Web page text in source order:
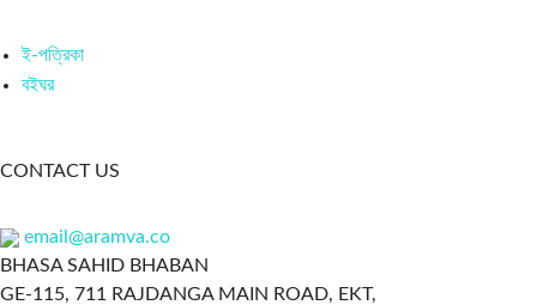
ই-পত্রিকা
বইঘর
CONTACT US
email@aramva.co
BHASA SAHID BHABAN
GE-115, 711 RAJDANGA MAIN ROAD, EKT,